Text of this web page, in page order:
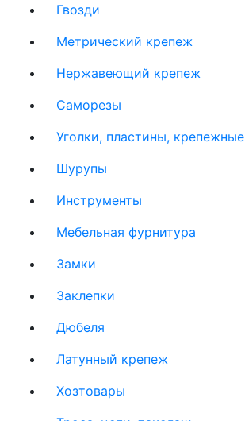
Гвозди
Метрический крепеж
Нержавеющий крепеж
Саморезы
Уголки, пластины, крепежные
Шурупы
Инструменты
Мебельная фурнитура
Замки
Заклепки
Дюбеля
Латунный крепеж
Хозтовары